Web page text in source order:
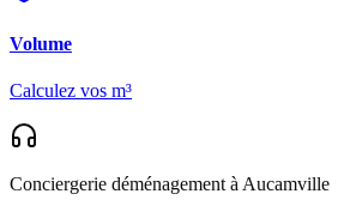
Volume
Calculez vos m³
Conciergerie déménagement à Aucamville